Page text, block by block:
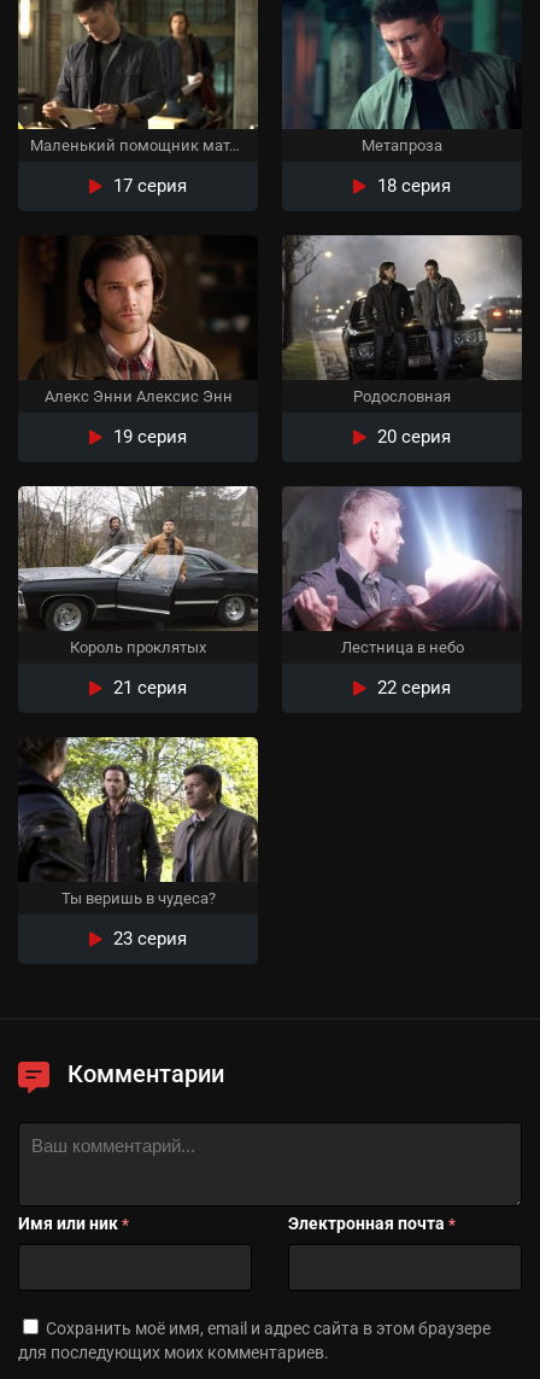
Маленький помощник матери
17 серия
Метапроза
18 серия
Алекс Энни Алексис Энн
19 серия
Родословная
20 серия
Король проклятых
21 серия
Лестница в небо
22 серия
Ты веришь в чудеса?
23 серия
Комментарии
Имя или ник * Электронная почта *
Сохранить моё имя, email и адрес сайта в этом браузере
для последующих моих комментариев.